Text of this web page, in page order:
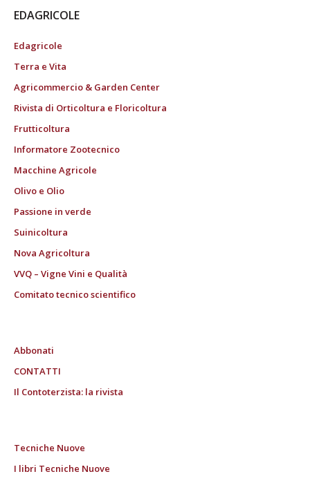
EDAGRICOLE
Edagricole
Terra e Vita
Agricommercio & Garden Center
Rivista di Orticoltura e Floricoltura
Frutticoltura
Informatore Zootecnico
Macchine Agricole
Olivo e Olio
Passione in verde
Suinicoltura
Nova Agricoltura
VVQ – Vigne Vini e Qualità
Comitato tecnico scientifico
Abbonati
CONTATTI
Il Contoterzista: la rivista
Tecniche Nuove
I libri Tecniche Nuove